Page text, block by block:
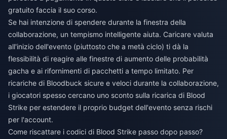
gratuito faccia il suo corso.
Se hai intenzione di spendere durante la finestra della
collaborazione, un tempismo intelligente aiuta. Caricare valuta
all'inizio dell'evento (piuttosto che a metà ciclo) ti dà la
flessibilità di reagire alle finestre di aumento delle probabilità
gacha e ai rifornimenti di pacchetti a tempo limitato. Per
ricariche di Bloodbuck sicure e veloci durante la collaborazione,
i giocatori spesso cercano uno sconto sulla ricarica di Blood
Strike per estendere il proprio budget dell'evento senza rischi
per l'account.
Come riscattare i codici di Blood Strike passo dopo passo?